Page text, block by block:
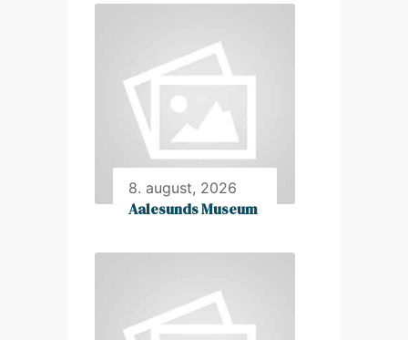
8. august, 2026
Aalesunds Museum